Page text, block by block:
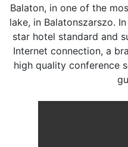
Balaton, in one of the
lake, in Balatonszarszo.
star hotel standard and
Internet connection, a
high quality conference